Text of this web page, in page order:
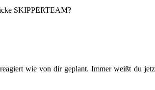
SKIPPERTEAM?
wie von dir geplant. Immer weißt du